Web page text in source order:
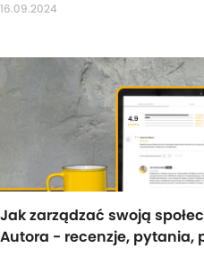
16.09.2024
Jak zarządzać swoją
Autora - recenzje, pytania,